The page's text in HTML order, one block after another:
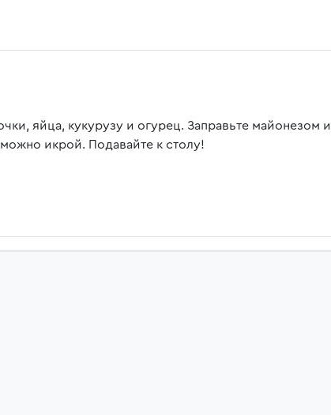
яйца, кукурузу и огурец. Заправьте майонезом и
икрой. Подавайте к столу!